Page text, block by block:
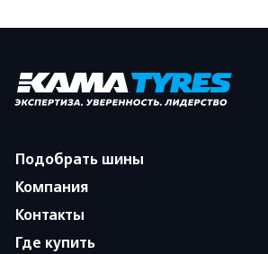
Подобрать шины
Компания
Контакты
Где купить